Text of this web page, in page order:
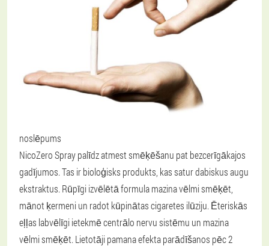
noslēpums
NicoZero Spray palīdz atmest smēķēšanu pat bezcerīgākajos
gadījumos. Tas ir bioloģisks produkts, kas satur dabiskus augu
ekstraktus. Rūpīgi izvēlētā formula mazina vēlmi smēķēt,
mānot ķermeni un radot kūpinātas cigaretes ilūziju. Ēteriskās
eļļas labvēlīgi ietekmē centrālo nervu sistēmu un mazina
vēlmi smēķēt. Lietotāji pamana efekta parādīšanos pēc 2